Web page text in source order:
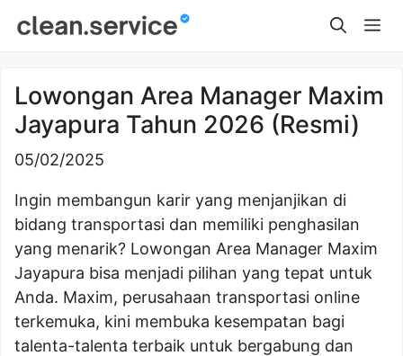
Lowongan Area Manager Maxim
Jayapura Tahun 2026 (Resmi)
05/02/2025
Ingin membangun karir yang menjanjikan di
bidang transportasi dan memiliki penghasilan
yang menarik? Lowongan Area Manager Maxim
Jayapura bisa menjadi pilihan yang tepat untuk
Anda. Maxim, perusahaan transportasi online
terkemuka, kini membuka kesempatan bagi
talenta-talenta terbaik untuk bergabung dan